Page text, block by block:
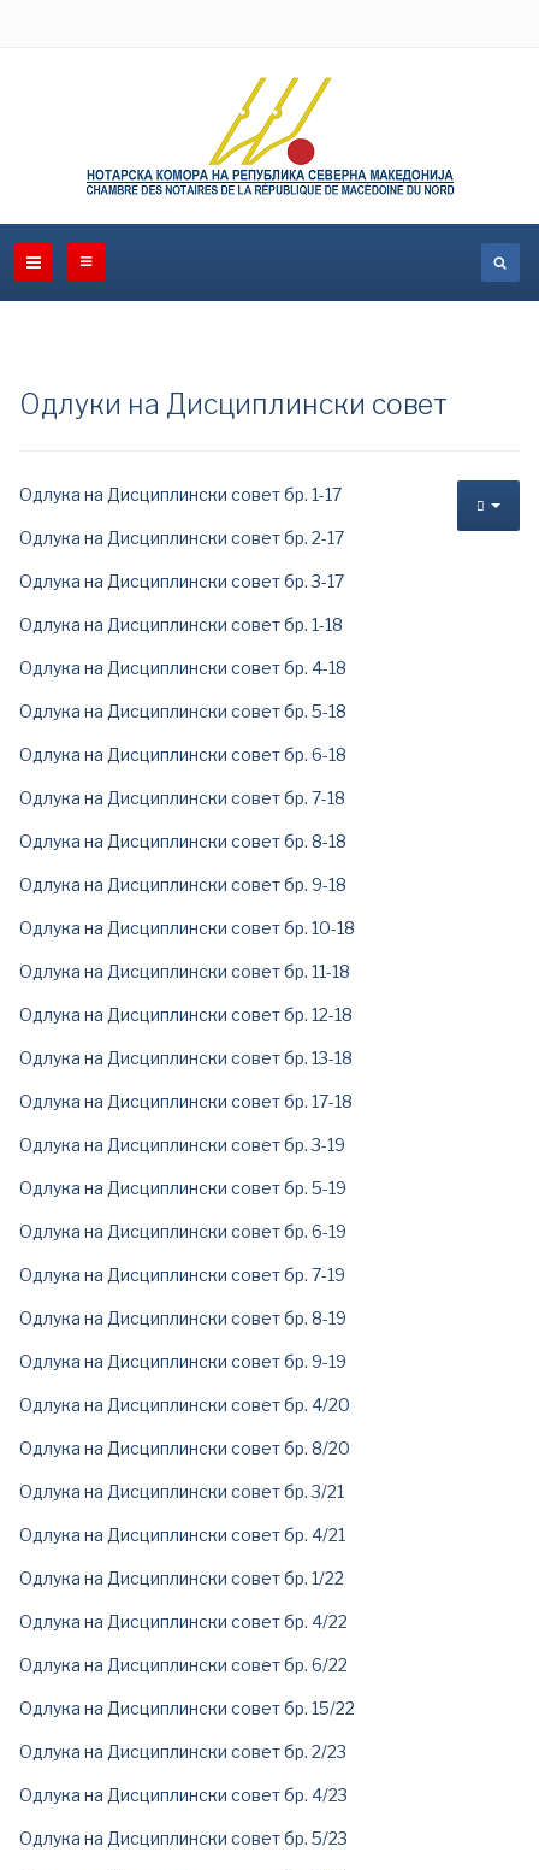
Одлуки на Дисциплински совет
Одлукa на Дисциплински совет бр. 1-17
Одлукa на Дисциплински совет бр. 2-17
Одлукa на Дисциплински совет бр. 3-17
Одлукa на Дисциплински совет бр. 1-18
Одлукa на Дисциплински совет бр. 4-18
Одлукa на Дисциплински совет бр. 5-18
Одлукa на Дисциплински совет бр. 6-18
Одлукa на Дисциплински совет бр. 7-18
Одлукa на Дисциплински совет бр. 8-18
Одлукa на Дисциплински совет бр. 9-18
Одлукa на Дисциплински совет бр. 10-18
Одлукa на Дисциплински совет бр. 11-18
Одлукa на Дисциплински совет бр. 12-18
Одлукa на Дисциплински совет бр. 13-18
Одлукa на Дисциплински совет бр. 17-18
Одлукa на Дисциплински совет бр. 3-19
Одлукa на Дисциплински совет бр. 5-19
Одлукa на Дисциплински совет бр. 6-19
Одлука на Дисциплински совет бр. 7-19
Одлука на Дисциплински совет бр. 8-19
Одлука на Дисциплински совет бр. 9-19
Одлука на Дисциплински совет бр. 4/20
Одлука на Дисциплински совет бр. 8/20
Одлука на Дисциплински совет бр. 3/21
Одлука на Дисциплински совет бр. 4/21
Одлука на Дисциплински совет бр. 1/22
Одлука на Дисциплински совет бр. 4/22
Одлука на Дисциплински совет бр. 6/22
Одлука на Дисциплински совет бр. 15/22
Одлука на Дисциплински совет бр. 2/23
Одлука на Дисциплински совет бр. 4/23
Одлука на Дисциплински совет бр. 5/23